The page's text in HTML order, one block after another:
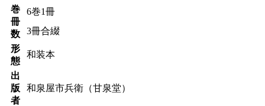
巻
冊
数
6巻1冊
3冊合綴
形
態
和装本
出
版
者
和泉屋市兵衛（甘泉堂）